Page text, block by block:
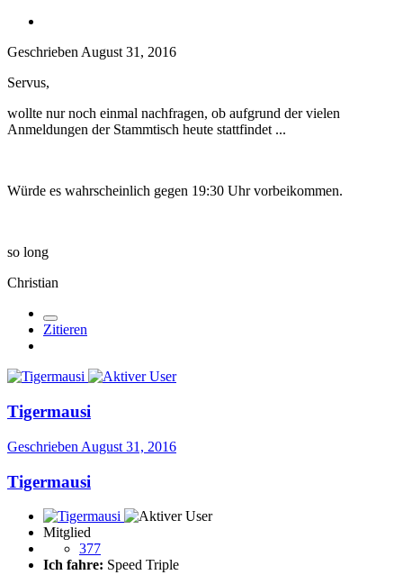
GeschriebenAugust 31, 2016
Servus,
wollte nur noch einmal nachfragen, ob aufgrund der vielen
Anmeldungen der Stammtisch heute stattfindet ...
Würde es wahrscheinlich gegen 19:30 Uhr vorbeikommen.
so long
Christian
Zitieren
Tigermausi
Geschrieben August 31, 2016
Tigermausi
Mitglied
377
Ich fahre: Speed Triple